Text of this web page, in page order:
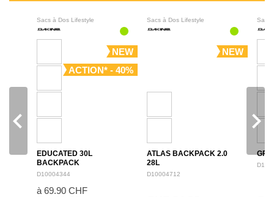
Sacs à Dos Lifestyle
NEW
ACTION* - 40%
EDUCATED 30L
BACKPACK
D10004344
à 69.90 CHF
Sacs à Dos Lifestyle
NEW
ATLAS BACKPACK 2.0
28L
D10004712
Sacs
navigate_before navigate_next